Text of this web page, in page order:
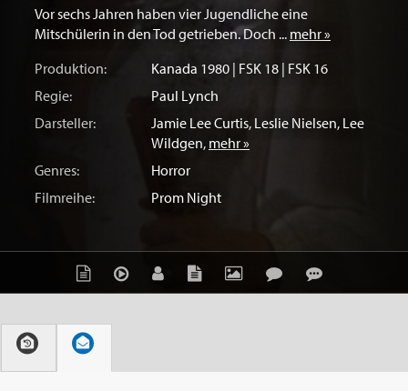
Vor sechs Jahren haben vier Jugendliche eine
Mitschülerin in den Tod getrieben. Doch ... mehr »
Produktion:
Kanada 1980 | FSK 18 | FSK 16
Regie:
Paul Lynch
Darsteller:
Jamie Lee Curtis, Leslie Nielsen, Lee
Wildgen, mehr »
Genres:
Horror
Filmreihe:
Prom Night